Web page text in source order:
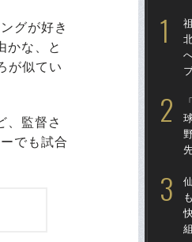
グが好き
かな、と
が似てい
、監督さ
でも試合